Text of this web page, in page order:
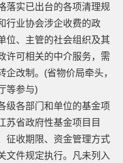
落实已出台的各项清理规
行业协会涉企收费的政
位、主管的社会组织及其
许可相关的中介服务，需
改制。(省物价局牵头，
等参与)
级各部门和单位的基金项
苏省政府性基金项目目
征收期限、资金管理方式
文件规定执行。凡未列入